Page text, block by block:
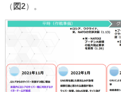
（ 図2）。